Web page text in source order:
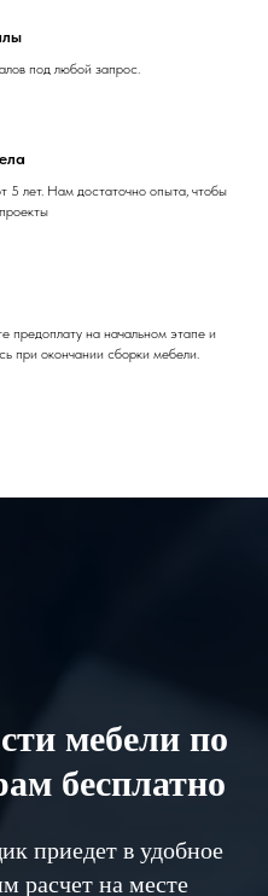
под любой запрос.
5 лет. Нам достаточно опыта, чтобы
предоплату на начальном этапе и
при окончании сборки мебели.
мебели по
бесплатно
приедет в удобное
расчет на месте